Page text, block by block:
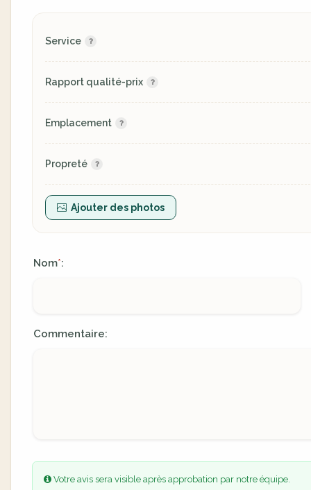
Service
Rapport qualité-prix
Emplacement
Propreté
Ajouter des photos
Nom*:
Commentaire:
Votre avis sera visible après approbation par notre équipe.